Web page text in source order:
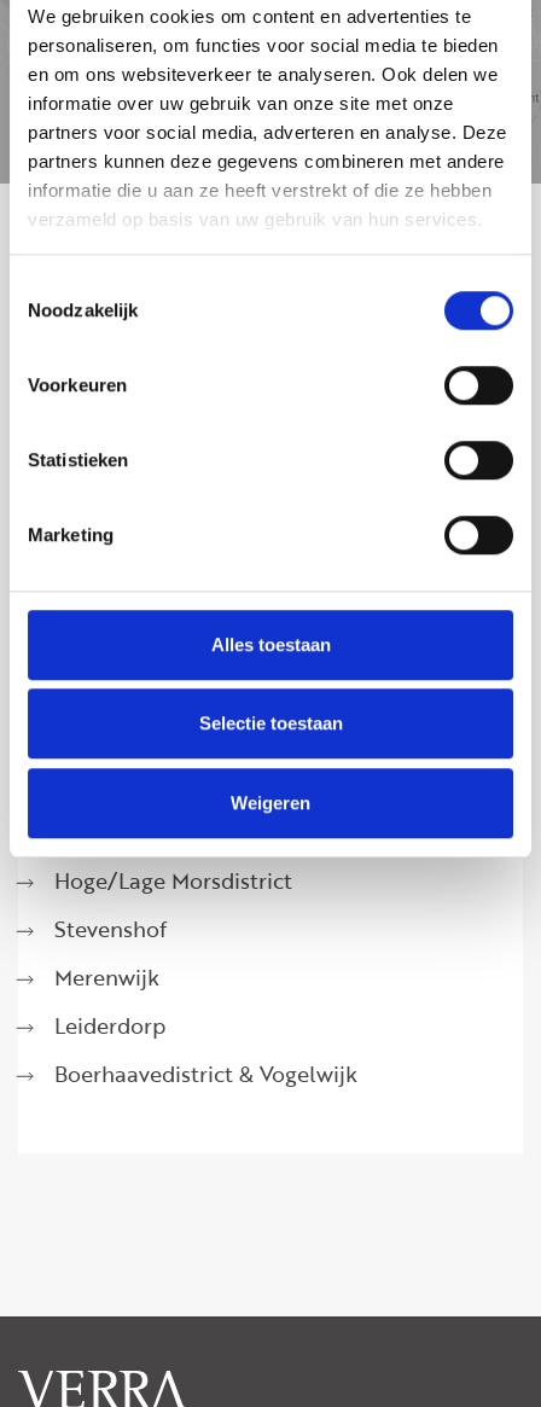
We gebruiken cookies om content en advertenties te
personaliseren, om functies voor social media te bieden
en om ons websiteverkeer te analyseren. Ook delen we
informatie over uw gebruik van onze site met onze
partners voor social media, adverteren en analyse. Deze
partners kunnen deze gegevens combineren met andere
informatie die u aan ze heeft verstrekt of die ze hebben
verzameld op basis van uw gebruik van hun services.
Noodzakelijk
Voorkeuren
Statistieken
Marketing
Alles toestaan
Selectie toestaan
Weigeren
Reistijd Voorzieningen
LEIDEN
DEELGEBIEDEN & WIJKEN
Burgermeesters & Professorenwijk
Hoge/Lage Morsdistrict
Stevenshof
Merenwijk
Leiderdorp
Boerhaavedistrict & Vogelwijk